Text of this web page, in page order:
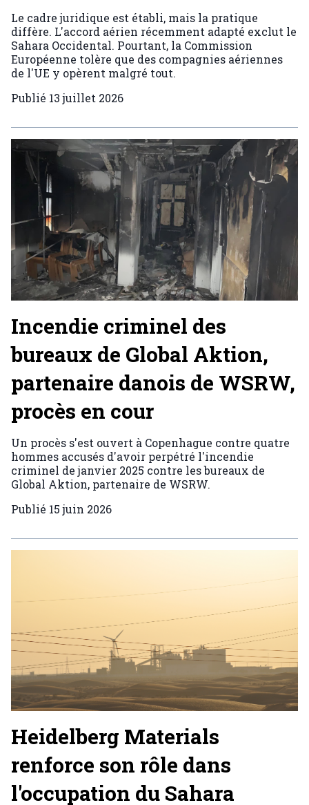
Le cadre juridique est établi, mais la pratique
diffère. L'accord aérien récemment adapté exclut le
Sahara Occidental. Pourtant, la Commission
Européenne tolère que des compagnies aériennes
de l'UE y opèrent malgré tout.
Publié 13 juillet 2026
Incendie criminel des
bureaux de Global Aktion,
partenaire danois de WSRW,
procès en cour
Un procès s'est ouvert à Copenhague contre quatre
hommes accusés d'avoir perpétré l'incendie
criminel de janvier 2025 contre les bureaux de
Global Aktion, partenaire de WSRW.
Publié 15 juin 2026
Heidelberg Materials
renforce son rôle dans
l'occupation du Sahara